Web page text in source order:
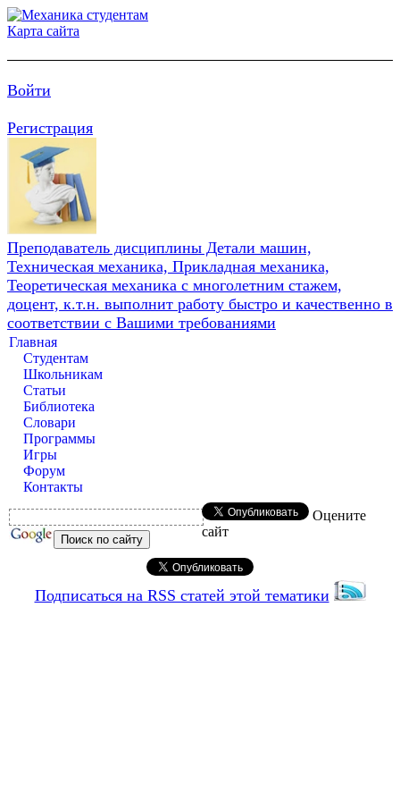
Карта сайта
Войти
Регистрация
Преподаватель дисциплины Детали машин,
Техническая механика, Прикладная механика,
Теоретическая механика с многолетним стажем,
доцент, к.т.н. выполнит работу быстро и качественно в
соответствии с Вашими требованиями
Главная
Студентам
Школьникам
Статьи
Библиотека
Словари
Программы
Игры
Форум
Контакты
Оцените
сайт
Подписаться на RSS статей этой тематики